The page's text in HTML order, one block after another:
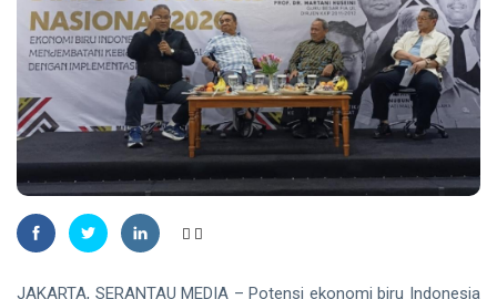
Tanjungpinang
Tegaskan
Lahan
Kilometer 15
Milik Pribadi,
Warga
Ditawari
Relokasi
10 Aug,
2026
25
views
KEPRI
Wagub
Kepri
Haris
Pratamura
Terima
Bintang
10
Aug,
31
views
BATAM
JAKARTA, SERANTAU MEDIA – Potensi ekonomi biru Indonesia